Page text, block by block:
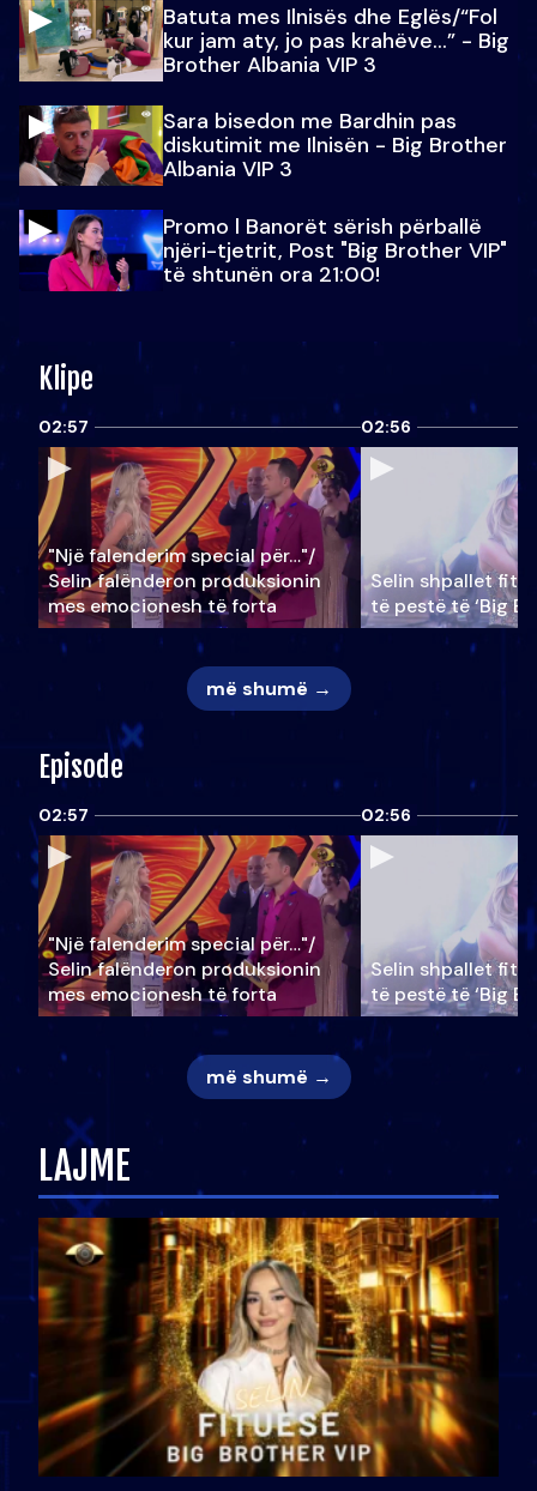
Batuta mes Ilnisës dhe Eglës/“Fol
kur jam aty, jo pas krahëve…” - Big
Brother Albania VIP 3
Sara bisedon me Bardhin pas
diskutimit me Ilnisën - Big Brother
Albania VIP 3
Promo l Banorët sërish përballë
njëri-tjetrit, Post "Big Brother VIP"
të shtunën ora 21:00!
Klipe
02:57
"Një falenderim special për…"/
Selin falënderon produksionin
mes emocionesh të forta
02:56
Selin shpallet
të pestë të ‘Big
më shumë →
Episode
02:57
"Një falenderim special për…"/
Selin falënderon produksionin
mes emocionesh të forta
02:56
Selin shpallet
të pestë të ‘Big
më shumë →
LAJME